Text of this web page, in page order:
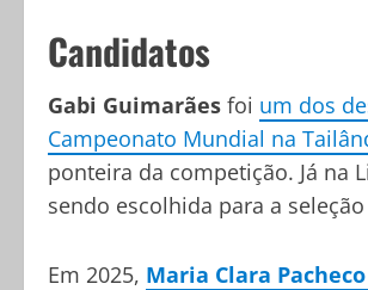
Candidatos
Gabi Guimarães foi um dos
Campeonato Mundial na
ponteira da competição. Já na
sendo escolhida para a
Em 2025, Maria Clara Pacheco